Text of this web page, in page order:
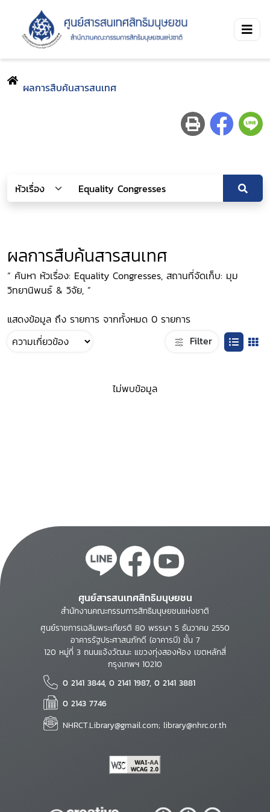
ผลการสืบค้นสารสนเทศ
ผลการสืบค้นสารสนเทศ
“ ค้นหา หัวเรื่อง: Equality Congresses, สถานที่จัดเก็บ: มุม
วิทยานิพนธ์ & วิจัย, ”
แสดงข้อมูล ถึง รายการ จากทั้งหมด 0 รายการ
Filter
ไม่พบข้อมูล
ศูนย์สารสนเทศสิทธิมนุษยชน
สำนักงานคณะกรรมการสิทธิมนุษยชนแห่งชาติ
ศูนย์ราชการเฉลิมพระเกียรติ 80 พรรษา 5 ธันวาคม 2550
อาคารรัฐประศาสนภักดี (อาคารบี) ชั้น 7
120 หมู่ที่ 3 ถนนแจ้งวัฒนะ แขวงทุ่งสองห้อง เขตหลักสี่
กรุงเทพฯ 10210
0 2141 3844, 0 2141 1987, 0 2141 3881
0 2143 7746
NHRCT.Library@gmail.com; library@nhrc.or.th